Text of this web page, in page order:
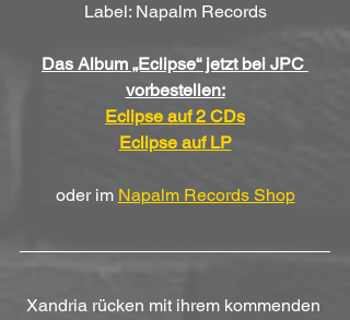
Label: Napalm Records
Das Album „Eclipse“ jetzt bei JPC
vorbestellen:
Eclipse auf 2 CDs
Eclipse auf LP
oder im Napalm Records Shop
Xandria rücken mit ihrem kommenden